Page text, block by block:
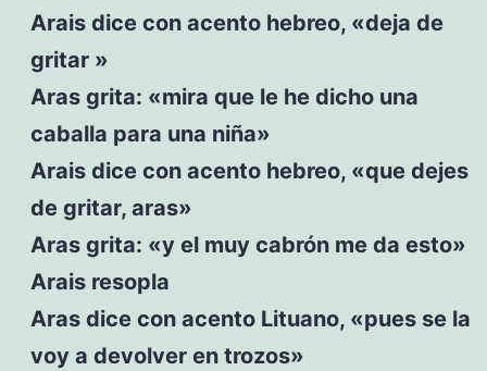
Arais dice con acento hebreo, «deja de
gritar »
Aras grita: «mira que le he dicho una
caballa para una niña»
Arais dice con acento hebreo, «que dejes
de gritar, aras»
Aras grita: «y el muy cabrón me da esto»
Arais resopla
Aras dice con acento Lituano, «pues se la
voy a devolver en trozos»